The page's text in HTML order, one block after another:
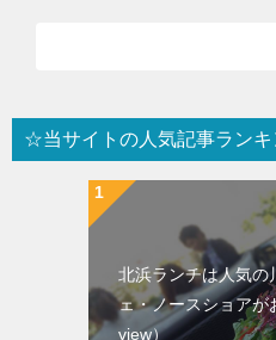
☆当サイトの人気記事ラン
北浜ランチは人気の
ェ・ノースショアが
view）